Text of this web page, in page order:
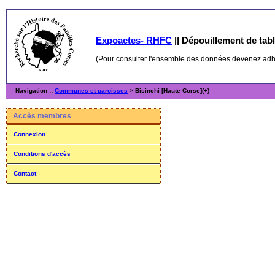
Expoactes- RHFC || Dépouillement de
(Pour consulter l'ensemble des données devenez
Navigation :: Communes et paroisses > Bisinchi [Haute Corse](+)
Accès membres
Connexion
Conditions d'accès
Contact